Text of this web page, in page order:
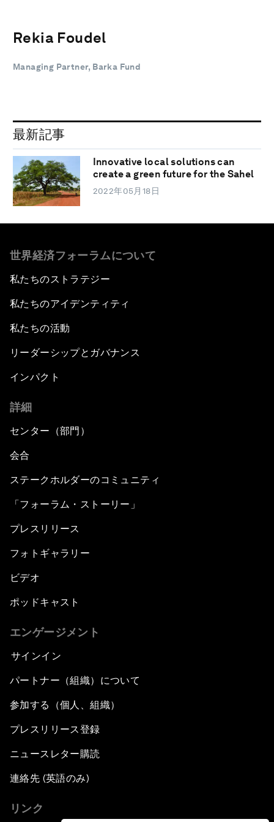
Rekia Foudel
Managing Partner, Barka Fund
最新記事
Innovative local solutions can
create a green future for the Sahel
2022年05月18日
世界経済フォーラムについて
私たちのストラテジー
私たちのアイデンティティ
私たちの活動
リーダーシップとガバナンス
インパクト
詳細
センター（部門）
会合
ステークホルダーのコミュニティ
「フォーラム・ストーリー」
プレスリリース
フォトギャラリー
ビデオ
ポッドキャスト
エンゲージメント
サインイン
パートナー（組織）について
参加する（個人、組織）
プレスリリース登録
ニュースレター購読
連絡先 (英語のみ)
リンク